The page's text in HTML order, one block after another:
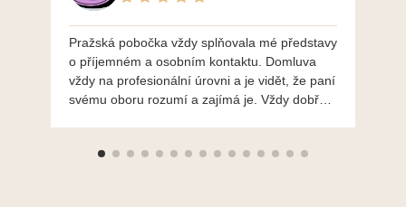
Pražská pobočka vždy splňovala mé představy
o příjemném a osobním kontaktu. Domluva
vždy na profesionální úrovni a je vidět, že paní
svému oboru rozumí a zajímá je. Vždy dobře a
výběru, jak už bylo napsáno - na požádání